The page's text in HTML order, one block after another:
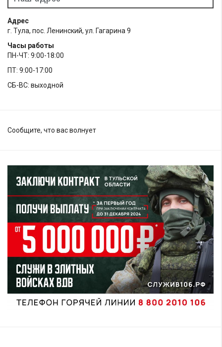
Адрес
г. Тула, пос. Ленинский, ул. Гагарина 9
Часы работы
ПН-ЧТ: 9:00-18:00
ПТ: 9:00-17:00
СБ-ВС: выходной
Сообщите, что вас волнует